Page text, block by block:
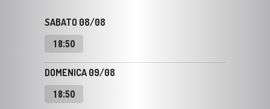
DOMENICA 09/08
18:50
LUNEDÌ 10/08